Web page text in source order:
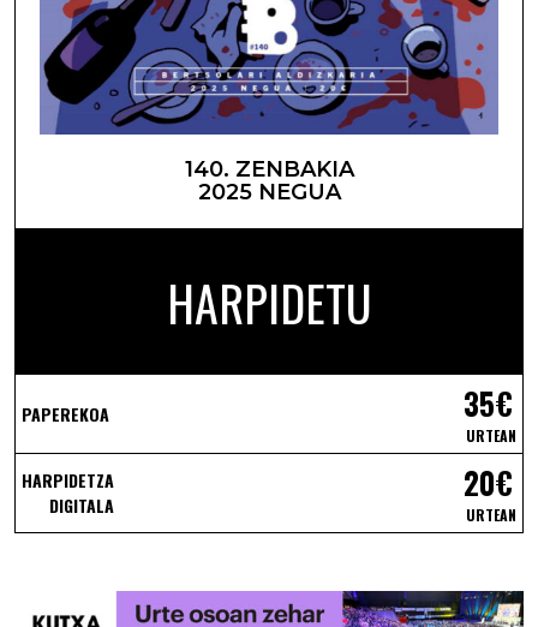
140. ZENBAKIA
2025 NEGUA
HARPIDETU
PAPEREKOA 35€
URTEAN
HARPIDETZA
DIGITALA
20€
URTEAN